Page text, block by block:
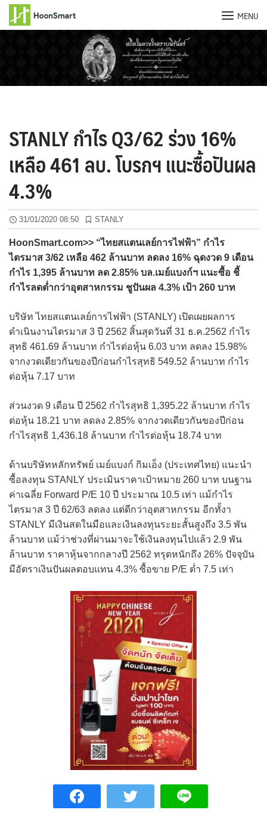
MENU
STANLY กำไร Q3/62 ร่วง 16%
เหลือ 461 ลบ. โบรกฯ แนะซื้อปันผล
4.3%
31/01/2020 08:50 STANLY
HoonSmart.com>> “ไทยสแตนเลย์การไฟฟ้า” กำไร
ไตรมาส 3/62 เหลือ 462 ล้านบาท ลดลง 16% ฉุดงวด 9 เดือน
กำไร 1,395 ล้านบาท ลด 2.85% บล.เมย์แบงก์ฯ แนะซื้อ ชี้
กำไรลดต่ำกว่าอุตสาหกรรม ชูปันผล 4.3% เป้า 260 บาท
บริษัท ไทยสแตนเลย์การไฟฟ้า (STANLY) เปิดเผยผลการ
ดำเนินงานไตรมาส 3 ปี 2562 สิ้นสุดวันที่ 31 ธ.ค.2562 กำไร
สุทธิ 461.69 ล้านบาท กำไรต่อหุ้น 6.03 บาท ลดลง 15.98%
จากงวดเดียวกันของปีก่อนกำไรสุทธิ 549.52 ล้านบาท กำไร
ต่อหุ้น 7.17 บาท
ส่วนงวด 9 เดือน ปี 2562 กำไรสุทธิ 1,395.22 ล้านบาท กำไร
ต่อหุ้น 18.21 บาท ลดลง 2.85% จากงวดเดียวกันของปีก่อน
กำไรสุทธิ 1,436.18 ล้านบาท กำไรต่อหุ้น 18.74 บาท
ด้านบริษัทหลักทรัพย์ เมย์แบงก์ กิมเอ็ง (ประเทศไทย) แนะนำ
ซื้อลงทุน STANLY ประเมินราคาเป้าหมาย 260 บาท บนฐาน
ค่าเฉลี่ย Forward P/E 10 ปี ประมาณ 10.5 เท่า แม้กำไร
ไตรมาส 3 ปี 62/63 ลดลง แต่ดีกว่าอุตสาหกรรม อีกทั้งา
STANLY มีเงินสดในมือและเงินลงทุนระยะสั้นสูงถึง 3.5 พัน
ล้านบาท แม้ว่าช่วงที่ผ่านมาจะใช้เงินลงทุนไปแล้ว 2.9 พัน
ล้านบาท ราคาหุ้นจากกลางปี 2562 ทรุดหนักถึง 26% ปัจจุบัน
มีอัตราเงินปันผลตอบแทน 4.3% ซื้อขาย P/E ต่ำ 7.5 เท่า